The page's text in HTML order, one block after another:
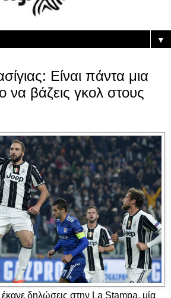
▼
Eίναι πάντα μια
να βάζεις γκολ στους
δηλώσεις στην La Stampa, μία